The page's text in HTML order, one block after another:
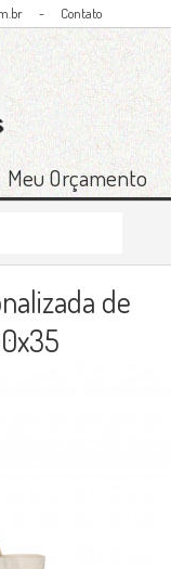
- Contato
Meu Orçamento
de